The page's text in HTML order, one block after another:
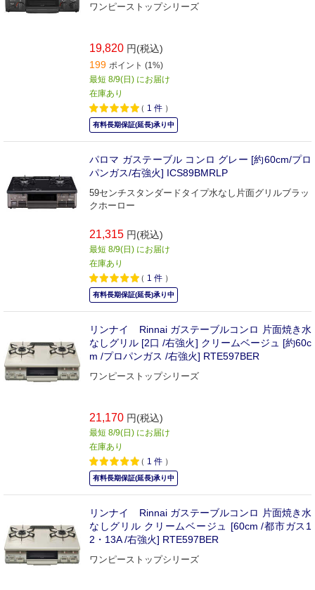
ワンピーストップシリーズ
19,820 円(税込)
199 ポイント (1%)
最短 8/9(日) にお届け
在庫あり
（ 1 件 ）
有料長期保証(延長)承り中
パロマ ガステーブル コンロ グレー [約60cm/プロ
パンガス/右強火] ICS89BMRLP
59センチスタンダードタイプ水なし片面グリルブラッ
クホーロー
21,315 円(税込)
最短 8/9(日) にお届け
在庫あり
（ 1 件 ）
有料長期保証(延長)承り中
リンナイ Rinnai ガステーブルコンロ 片面焼き水
なしグリル [2口 /右強火] クリームベージュ [約60c
m /プロパンガス /右強火] RTE597BER
ワンピーストップシリーズ
21,170 円(税込)
最短 8/9(日) にお届け
在庫あり
（ 1 件 ）
有料長期保証(延長)承り中
リンナイ Rinnai ガステーブルコンロ 片面焼き水
なしグリル クリームベージュ [60cm /都市ガス1
2・13A /右強火] RTE597BER
ワンピーストップシリーズ